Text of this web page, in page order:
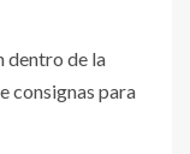
dentro de la
consignas para